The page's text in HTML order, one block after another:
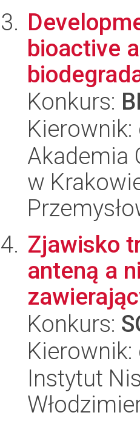
bioactive
Konkurs:
Akademia
w
Zjawisko
anteną a
Konkurs:
Kierownik:
Instytut